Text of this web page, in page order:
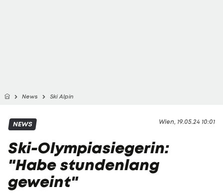
News Ski Alpin
Wien, 19.05.24 10:01
NEWS
Ski-Olympiasiegerin:
"Habe stundenlang
geweint"